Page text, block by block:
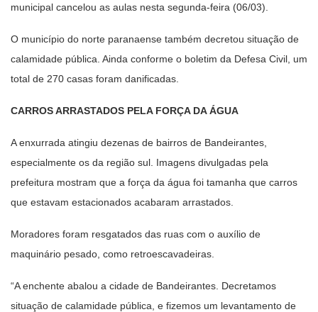
municipal cancelou as aulas nesta segunda-feira (06/03).
O município do norte paranaense também decretou situação de
calamidade pública. Ainda conforme o boletim da Defesa Civil, um
total de 270 casas foram danificadas.
CARROS ARRASTADOS PELA FORÇA DA ÁGUA
A enxurrada atingiu dezenas de bairros de Bandeirantes,
especialmente os da região sul. Imagens divulgadas pela
prefeitura mostram que a força da água foi tamanha que carros
que estavam estacionados acabaram arrastados.
Moradores foram resgatados das ruas com o auxílio de
maquinário pesado, como retroescavadeiras.
“A enchente abalou a cidade de Bandeirantes. Decretamos
situação de calamidade pública, e fizemos um levantamento de